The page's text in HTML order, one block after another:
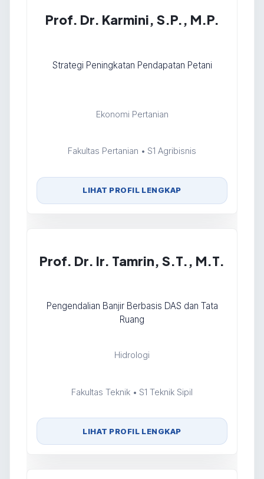
Prof. Dr. Karmini, S.P., M.P.
Strategi Peningkatan Pendapatan Petani
Ekonomi Pertanian
Fakultas Pertanian • S1 Agribisnis
LIHAT PROFIL LENGKAP
Prof. Dr. Ir. Tamrin, S.T., M.T.
Pengendalian Banjir Berbasis DAS dan Tata
Ruang
Hidrologi
Fakultas Teknik • S1 Teknik Sipil
LIHAT PROFIL LENGKAP